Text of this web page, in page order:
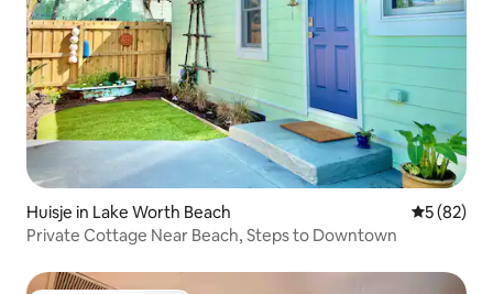
Huisje in Lake Worth Beach
5 (82)
Private Cottage Near Beach, Steps to Downtown